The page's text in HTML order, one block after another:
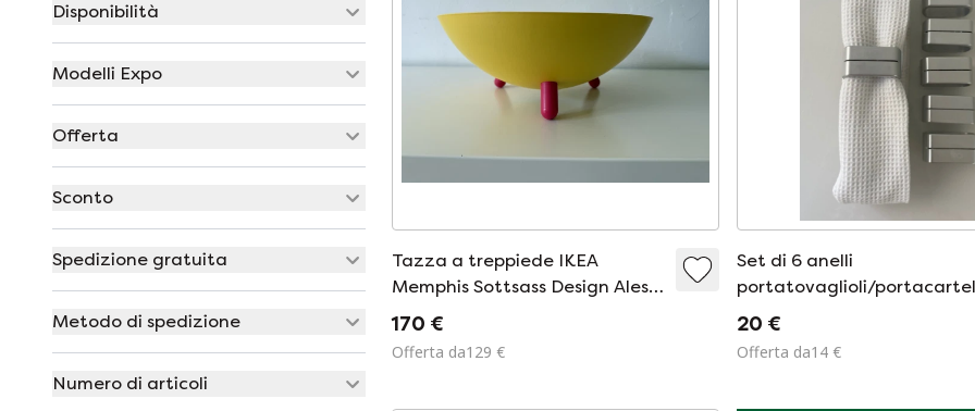
Disponibilità
Modelli Expo
Offerta
Sconto
Spedizione gratuita
Metodo di spedizione
Numero di articoli
Tazza a treppiede IKEA
Memphis Sottsass Design Alessi
Starck Ola whilborg
170 €
Offerta da129 €
Set di 6 anelli
portatovaglioli/
in alluminio IKEA SPALT
20 €
Offerta da14 €